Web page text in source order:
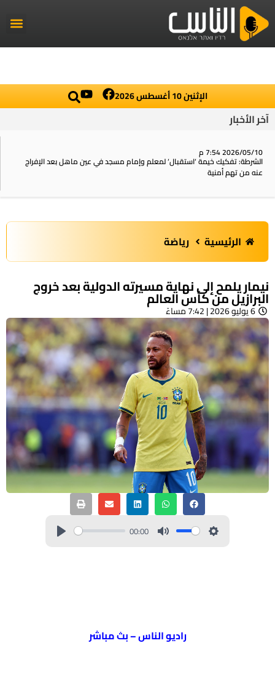
الإثنين 10 أغسطس 2026
آخر الأخبار
2026/05/10 7:54 م
الشرطة: تفكيك خيمة ‘استقبال‘ لمعلم وإمام مسجد في عين ماهل بعد الإفراج
عنه من تهم أمنية
الرئيسية رياضة
نيمار يلمح إلى نهاية مسيرته الدولية بعد خروج
البرازيل من كأس العالم
6 يوليو 2026 | 7:42 مساءً
00:00
راديو الناس – بث مباشر